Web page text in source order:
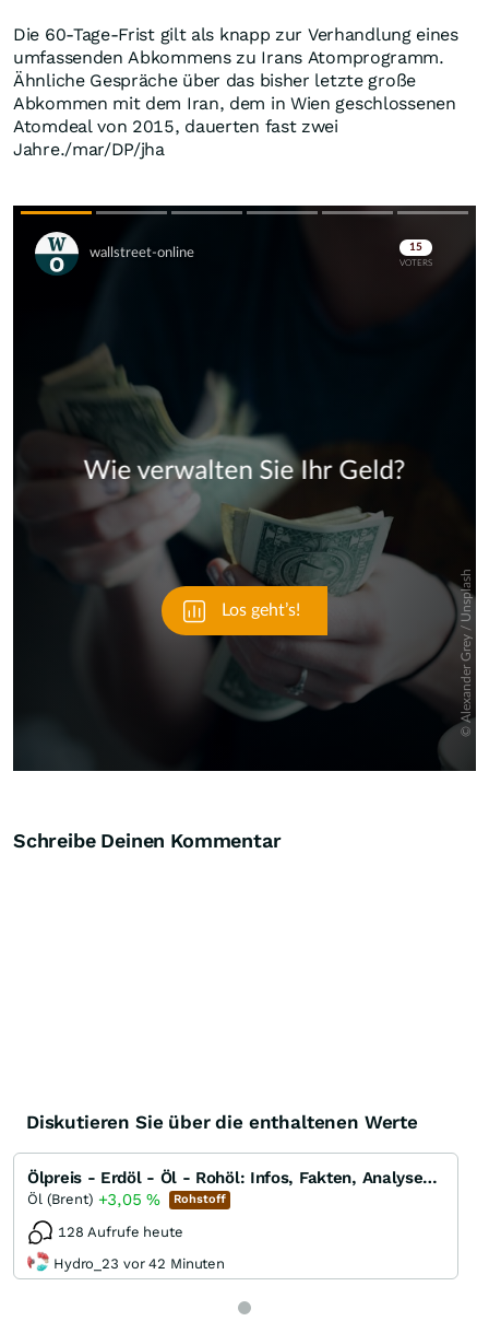
Die 60-Tage-Frist gilt als knapp zur Verhandlung eines
umfassenden Abkommens zu Irans Atomprogramm.
Ähnliche Gespräche über das bisher letzte große
Abkommen mit dem Iran, dem in Wien geschlossenen
Atomdeal von 2015, dauerten fast zwei
Jahre./mar/DP/jha
Skip
Schreibe Deinen Kommentar
Diskutieren Sie über die enthaltenen Werte
Ölpreis - Erdöl - Öl - Rohöl: Infos, Fakten, Analysen, Charts und Ausblick
Öl (Brent) +3,05 % Rohstoff
128 Aufrufe heute
Hydro_23 vor 42 Minuten